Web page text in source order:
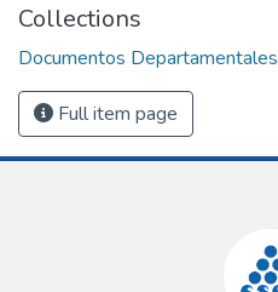
Collections
Documentos Departamentales
Full item page